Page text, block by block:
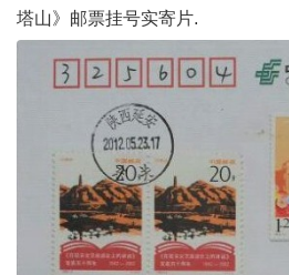
塔山》邮票挂号实寄片.